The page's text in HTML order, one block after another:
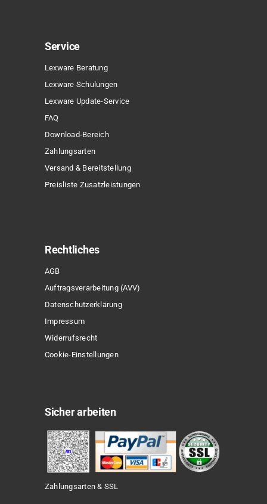
Service
Lexware Beratung
Lexware Schulungen
Lexware Update-Service
FAQ
Download-Bereich
Zahlungsarten
Versand & Bereitstellung
Preisliste Zusatzleistungen
Rechtliches
AGB
Auftragsverarbeitung (AVV)
Datenschutzerklärung
Impressum
Widerrufsrecht
Cookie-Einstellungen
Sicher arbeiten
Zahlungsarten & SSL